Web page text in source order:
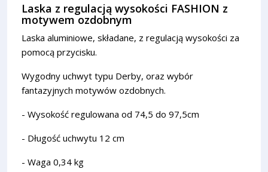
Laska z regulacją wysokości FASHION z
motywem ozdobnym
Laska aluminiowe, składane, z regulacją wysokości za
pomocą przycisku.
Wygodny uchwyt typu Derby, oraz wybór
fantazyjnych motywów ozdobnych.
- Wysokość regulowana od 74,5 do 97,5cm
- Długość uchwytu 12 cm
- Waga 0,34 kg